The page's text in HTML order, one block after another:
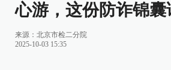
心游，这份防诈锦囊
来源： 北京市检二分院
2025-10-03 15:35